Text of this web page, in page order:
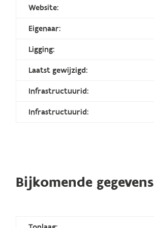
Website:
Eigenaar:
Ligging:
Laatst gewijzigd:
Infrastructuurid:
Infrastructuurid:
Bijkomende gegevens